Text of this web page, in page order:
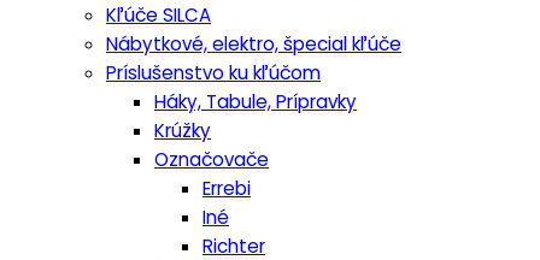
Kľúče SILCA
Nábytkové, elektro, špecial kľúče
Príslušenstvo ku kľúčom
Háky, Tabule, Prípravky
Krúžky
Označovače
Errebi
Iné
Richter